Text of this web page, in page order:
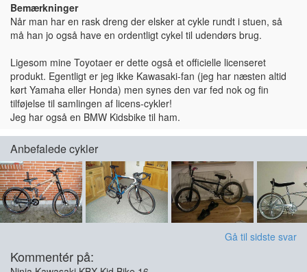
Bemærkninger
Når man har en rask dreng der elsker at cykle rundt i stuen, så
må han jo også have en ordentligt cykel til udendørs brug.
Ligesom mine Toyotaer er dette også et officielle licenseret
produkt. Egentligt er jeg ikke Kawasaki-fan (jeg har næsten altid
kørt Yamaha eller Honda) men synes den var fed nok og fin
tilføjelse til samlingen af licens-cykler!
Jeg har også en BMW Kidsbike til ham.
Anbefalede cykler
Gå til sidste svar
Kommentér på: